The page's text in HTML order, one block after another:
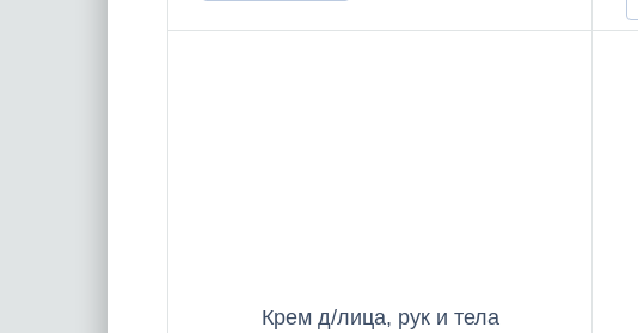
Крем д/лица, рук и тела